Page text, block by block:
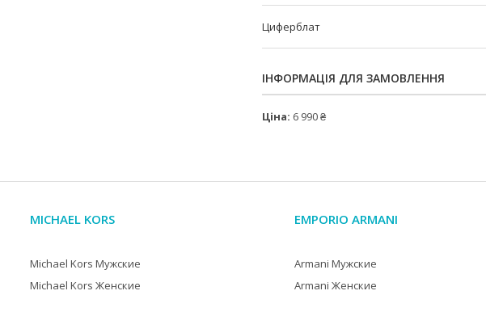
Циферблат
ІНФОРМАЦІЯ ДЛЯ ЗАМОВЛЕННЯ
Ціна: 6 990 ₴
MICHAEL KORS
Michael Kors Мужские
Michael Kors Женские
EMPORIO ARMANI
Armani Мужские
Armani Женские